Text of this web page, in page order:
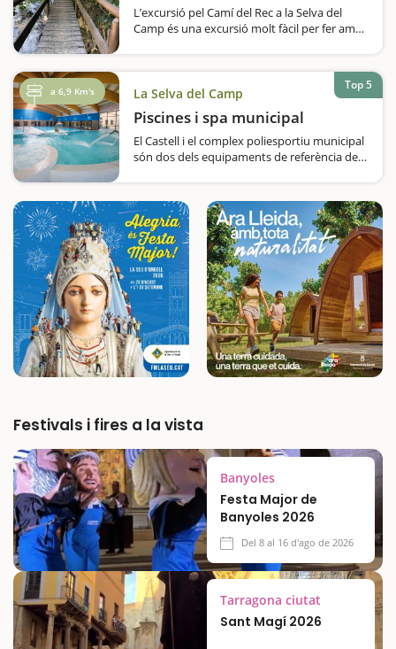
L’excursió pel Camí del Rec a la Selva del
Camp és una excursió molt fàcil per fer amb
l'aventuraDurant…
a 6,9 Km's La Selva del Camp
Piscines i spa municipal
El Castell i el complex poliesportiu municipal
són dos dels equipaments de referència de
divertida. El primer és un autèntic pol
cultural…
Top 5
Festivals i fires a la vista
Banyoles
Festa Major de
Banyoles 2026
Del 8 al 16 d'ago de 2026
Tarragona ciutat
Sant Magí 2026